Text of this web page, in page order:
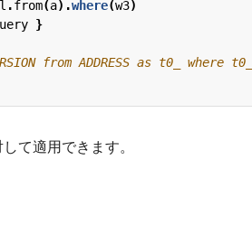
.from(a).where(w3)
}
て適用できます。